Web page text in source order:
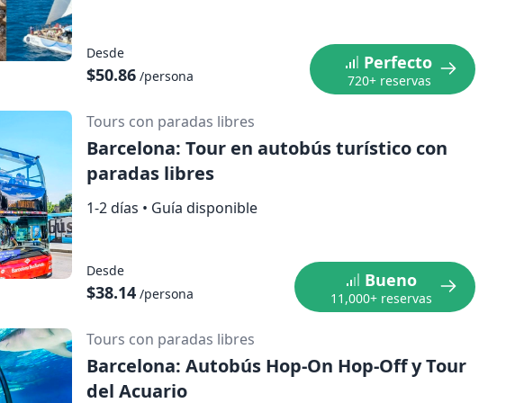
y los pasajeros que necesiten el sistema para escuchar el
Desde
$50.86 /persona
Perfecto
720+ reservas
Tours con paradas libres
Barcelona: Tour en autobús turístico con
paradas libres
1-2 días • Guía disponible
Desde
$38.14 /persona
Bueno
11,000+ reservas
Tours con paradas libres
Barcelona: Autobús Hop-On Hop-Off y Tour
del Acuario